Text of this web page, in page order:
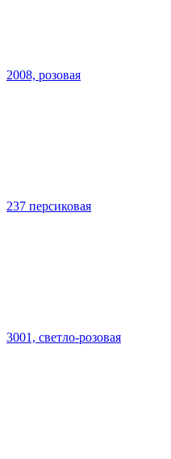
2008, розовая
237 персиковая
3001, светло-розовая